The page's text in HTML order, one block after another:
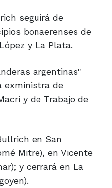
seguirá de
bonaerenses de
y La Plata.
argentinas"
exministra de
y de Trabajo de
en San
Mitre), en Vicente
y cerrará en La